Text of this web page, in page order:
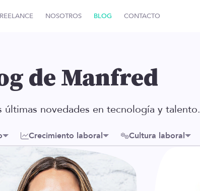
NOSOTROS BLOG CONTACTO
de Manfred
últimas novedades en tecnología y talento.
Crecimiento laboral Cultura laboral